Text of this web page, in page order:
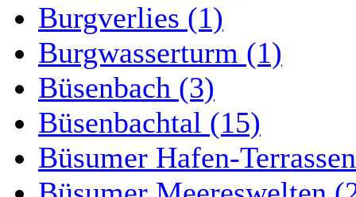
Burgverlies (1)
Burgwasserturm (1)
Büsenbach (3)
Büsenbachtal (15)
Büsumer Hafen-